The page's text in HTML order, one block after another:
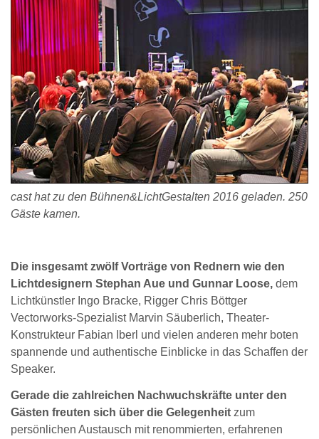
cast hat zu den Bühnen&LichtGestalten 2016 geladen. 250
Gäste kamen.
Die insgesamt zwölf Vorträge von Rednern wie den
Lichtdesignern Stephan Aue und Gunnar Loose, dem
Lichtkünstler Ingo Bracke, Rigger Chris Böttger
Vectorworks-Spezialist Marvin Säuberlich, Theater-
Konstrukteur Fabian Iberl und vielen anderen mehr boten
spannende und authentische Einblicke in das Schaffen der
Speaker.
Gerade die zahlreichen Nachwuchskräfte unter den
Gästen freuten sich über die Gelegenheit zum
persönlichen Austausch mit renommierten, erfahrenen